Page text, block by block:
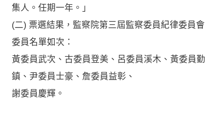
集人。任期一年。」
(二) 票選結果，監察院第三屆監察委員紀律委員會
委員名單如次：
黃委員武次、古委員登美、呂委員溪木、黃委員勤
鎮、尹委員士豪、詹委員益彰、
謝委員慶輝。